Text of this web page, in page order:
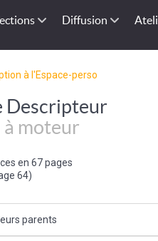
Diffusion
à l'Espace-perso
Descripteur
à moteur
en 67 pages
64)
parents